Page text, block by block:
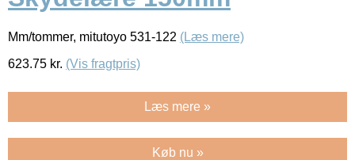
Mm/tommer, mitutoyo 531-122 (Læs mere)
623.75 kr. (Vis fragtpris)
Læs mere »
Køb nu »